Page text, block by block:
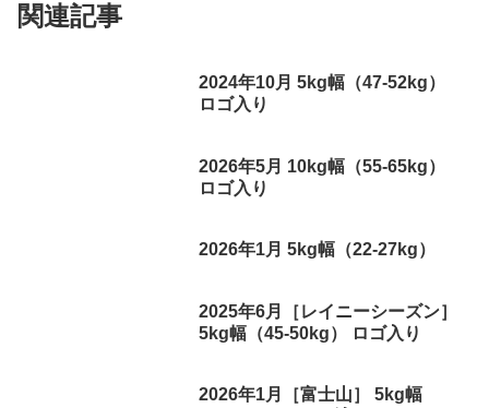
関連記事
2024年10月 5kg幅（47-52kg）
ロゴ入り
2026年5月 10kg幅（55-65kg）
ロゴ入り
2026年1月 5kg幅（22-27kg）
2025年6月［レイニーシーズン］
5kg幅（45-50kg） ロゴ入り
2026年1月［富士山］ 5kg幅